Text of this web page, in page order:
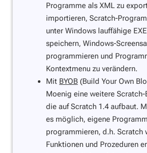
Programme als XML zu
importieren, Scratch-
unter Windows lauffähige
speichern, Windows-
programmieren und
Kontextmenu zu verändern.
Mit BYOB (Build Your Own
Moenig eine weitere Scratch-
die auf Scratch 1.4 aufbaut.
es möglich, eigene
programmieren, d.h. Scratch
Funktionen und Prozeduren